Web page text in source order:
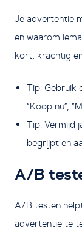
Je advertentie
en waarom
kort, krachtig
Tip: Gebruik
“Koop nu”,
Tip: Vermijd
begrijpt en
A/B
A/B testen
advertentie te